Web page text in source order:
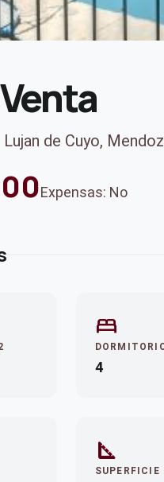
de Cuyo,
Expensas: No
bed
4
square_foot